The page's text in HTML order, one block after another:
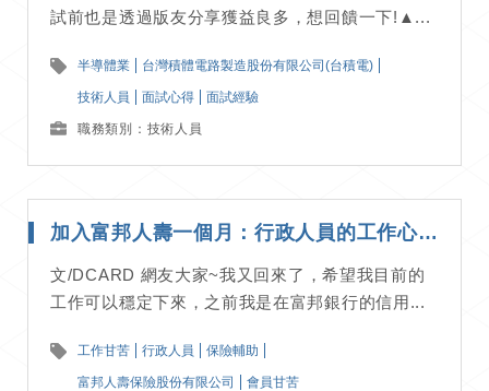
試前也是透過版友分享獲益良多，想回饋一下!▲...
半導體業 台灣積體電路製造股份有限公司(台積電)
技術人員 面試心得 面試經驗
職務類別：技術人員
加入富邦人壽一個月：行政人員的工作心得分享｜工作甘苦談
文/DCARD 網友大家~我又回來了，希望我目前的
工作可以穩定下來，之前我是在富邦銀行的信用...
工作甘苦 行政人員 保險輔助
富邦人壽保險股份有限公司 會員甘苦